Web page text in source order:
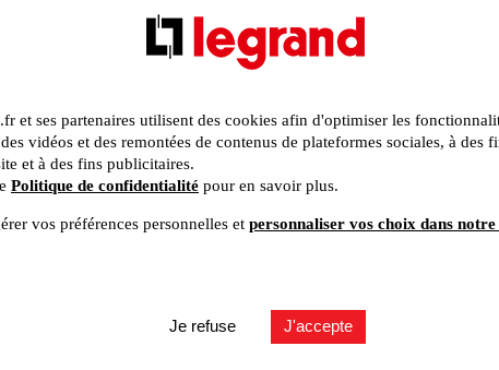
et ses partenaires utilisent des cookies afin d'optimiser les
vidéos et des remontées de contenus de plateformes sociales, à des
et à des fins publicitaires.
Politique de confidentialité pour en savoir plus.
vos préférences personnelles et personnaliser vos choix dans
Je refuse J'accepte